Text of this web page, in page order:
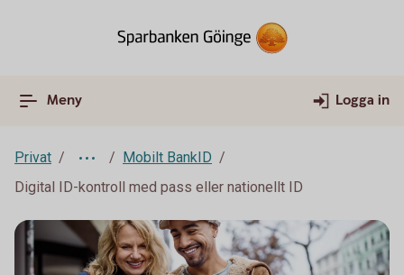
Meny Logga in
Privat
Mobilt BankID
Digital ID-kontroll med pass eller nationellt ID